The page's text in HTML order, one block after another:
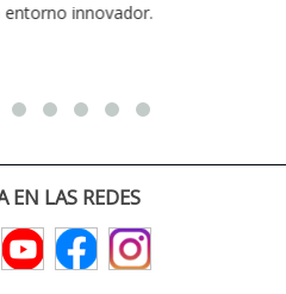
que he tomado.
EN LAS REDES